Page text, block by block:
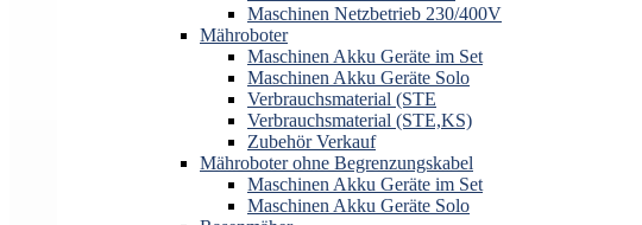
Maschinen Netzbetrieb 230/400V
Mähroboter
Maschinen Akku Geräte im Set
Maschinen Akku Geräte Solo
Verbrauchsmaterial (STE
Verbrauchsmaterial (STE,KS)
Zubehör Verkauf
Mähroboter ohne Begrenzungskabel
Maschinen Akku Geräte im Set
Maschinen Akku Geräte Solo